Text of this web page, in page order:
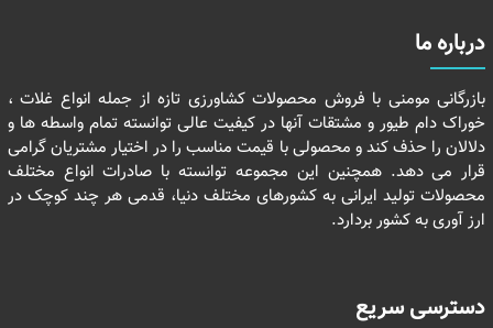
درباره ما
بازرگانی مومنی با فروش محصولات کشاورزی تازه از جمله انواع غلات ،
خوراک دام طیور و مشتقات آنها در کیفیت عالی توانسته تمام واسطه ها و
دلالان را حذف کند و محصولی با قیمت مناسب را در اختیار مشتریان گرامی
قرار می دهد. همچنین این مجموعه توانسته با صادرات انواع مختلف
محصولات تولید ایرانی به کشورهای مختلف دنیا، قدمی هر چند کوچک در
ارز آوری به کشور بردارد.
دسترسی سریع